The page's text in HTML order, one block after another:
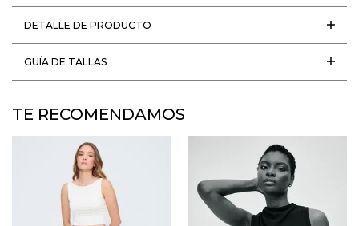
DETALLE DE PRODUCTO
GUÍA DE TALLAS
TE RECOMENDAMOS